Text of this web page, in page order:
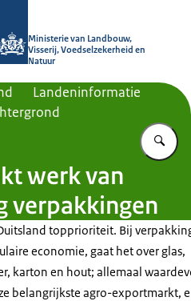
Ministerie van Landbouw,
Visserij, Voedselzekerheid en
Natuur
Landeninformatie
werk van
verpakkingen
topprioriteit. Bij
economie, gaat het over glas,
karton en hout; allemaal
belangrijkste agro-exportmarkt,